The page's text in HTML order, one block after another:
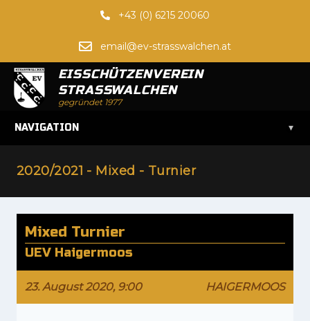
+43 (0) 6215 20060
email@ev-strasswalchen.at
EISSCHÜTZENVEREIN
STRASSWALCHEN
gegründet 1977
NAVIGATION ▾
2020/2021 - Mixed - Turnier
Mixed Turnier
UEV Haigermoos
23. August 2020, 9:00 HAIGERMOOS